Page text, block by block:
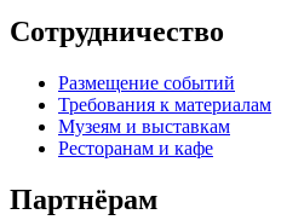
Сотрудничество
Размещение событий
Требования к материалам
Музеям и выставкам
Ресторанам и кафе
Партнёрам